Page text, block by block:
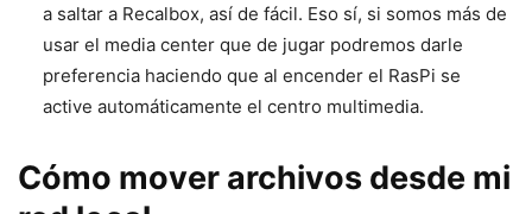
a saltar a Recalbox, así de fácil. Eso sí, si somos más de
usar el media center que de jugar podremos darle
preferencia haciendo que al encender el RasPi se
active automáticamente el centro multimedia.
Cómo mover archivos desde mi